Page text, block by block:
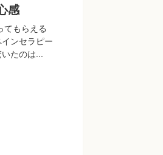
感
てもらえる
ンセラピー
たのは...